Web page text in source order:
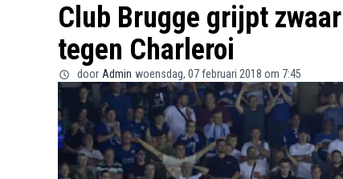
Club Brugge grijpt
tegen Charleroi
door Admin woensdag, 07 februari 2018 om 7:45